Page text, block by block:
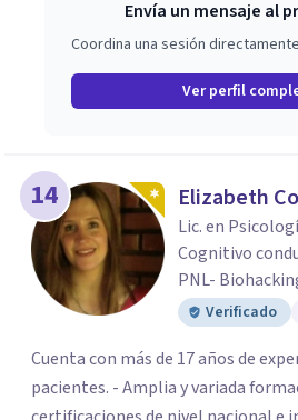
Envía un mensaje al
Coordina una sesión
Ver perfil
14 Elizabeth
Lic. en
Cognitivo
PNL-
Verificado
Cuenta con más de 17 años de
pacientes. - Amplia y variada